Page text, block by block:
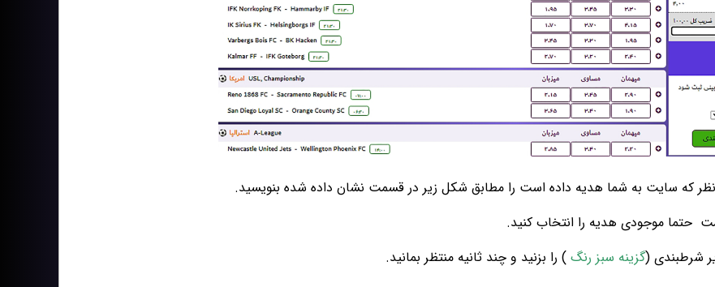
نظر که سایت به شما هدیه داده است را مطابق شکل زیر در قسمت نشان داده شده بنویسید.
حتما موجودی هدیه را انتخاب کنید.
گزینه سبز رنگ ) را بزنید و چند ثانیه منتظر بمانید.